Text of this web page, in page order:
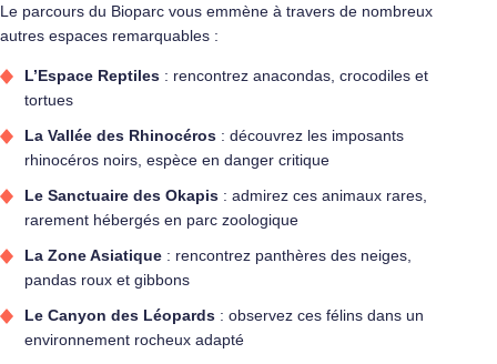
Le parcours du Bioparc vous emmène à travers de nombreux
autres espaces remarquables :
L’Espace Reptiles : rencontrez anacondas, crocodiles et
tortues
La Vallée des Rhinocéros : découvrez les imposants
rhinocéros noirs, espèce en danger critique
Le Sanctuaire des Okapis : admirez ces animaux rares,
rarement hébergés en parc zoologique
La Zone Asiatique : rencontrez panthères des neiges,
pandas roux et gibbons
Le Canyon des Léopards : observez ces félins dans un
environnement rocheux adapté